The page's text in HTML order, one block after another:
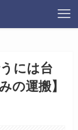
には台
の運搬】